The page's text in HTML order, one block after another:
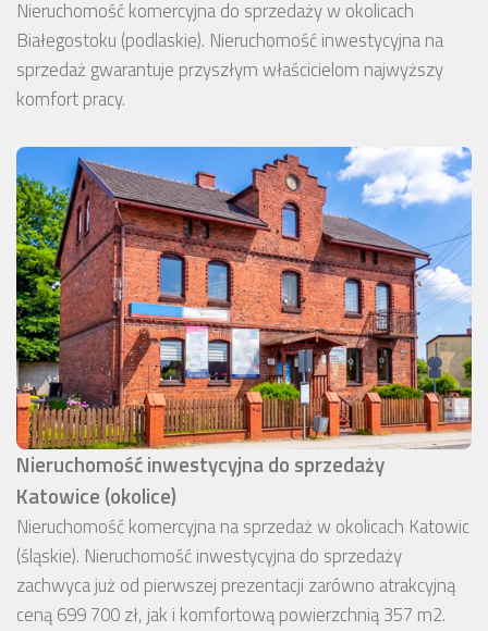
Nieruchomość komercyjna do sprzedaży w okolicach
Białegostoku (podlaskie). Nieruchomość inwestycyjna na
sprzedaż gwarantuje przyszłym właścicielom najwyższy
komfort pracy.
Nieruchomość inwestycyjna do sprzedaży
Katowice (okolice)
Nieruchomość komercyjna na sprzedaż w okolicach Katowic
(śląskie). Nieruchomość inwestycyjna do sprzedaży
zachwyca już od pierwszej prezentacji zarówno atrakcyjną
ceną 699 700 zł, jak i komfortową powierzchnią 357 m2.